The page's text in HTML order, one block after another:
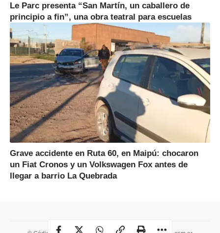
Le Parc presenta “San Martín, un caballero de
principio a fin”, una obra teatral para escuelas
Grave accidente en Ruta 60, en Maipú: chocaron
un Fiat Cronos y un Volkswagen Fox antes de
llegar a barrio La Quebrada